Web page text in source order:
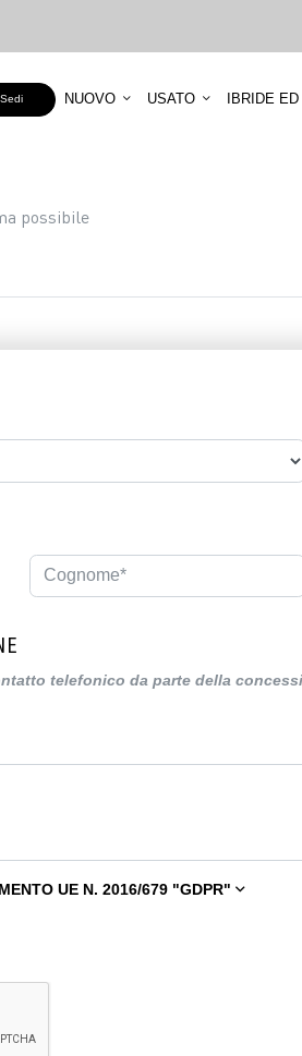
NUOVO USATO IBRIDE
possibile
telefonico da parte della
UE N. 2016/679 "GDPR"